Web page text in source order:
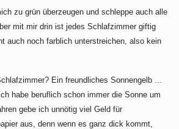
zu grün überzeugen und schleppe auch alle
mit mir drin ist jedes Schlafzimmer giftig
auch noch farblich unterstreichen, also kein
Ein freundliches Sonnengelb ...
habe beruflich schon immer die Sonne um
gebe ich unnötig viel Geld für
aus, denn wenn es ganz dick kommt,